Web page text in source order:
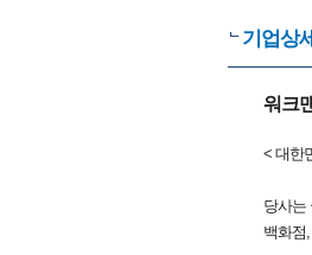
기업상
워크
< 대한
당사는
백화점